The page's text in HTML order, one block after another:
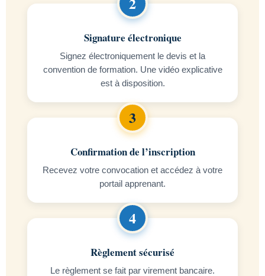
Signature électronique
Signez électroniquement le devis et la
convention de formation. Une vidéo explicative
est à disposition.
Confirmation de l’inscription
Recevez votre convocation et accédez à votre
portail apprenant.
Règlement sécurisé
Le règlement se fait par virement bancaire.